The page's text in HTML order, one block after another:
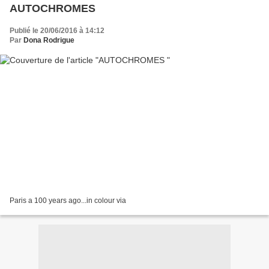
AUTOCHROMES
Publié le 20/06/2016 à 14:12
Par Dona Rodrigue
Paris a 100 years ago...in colour via